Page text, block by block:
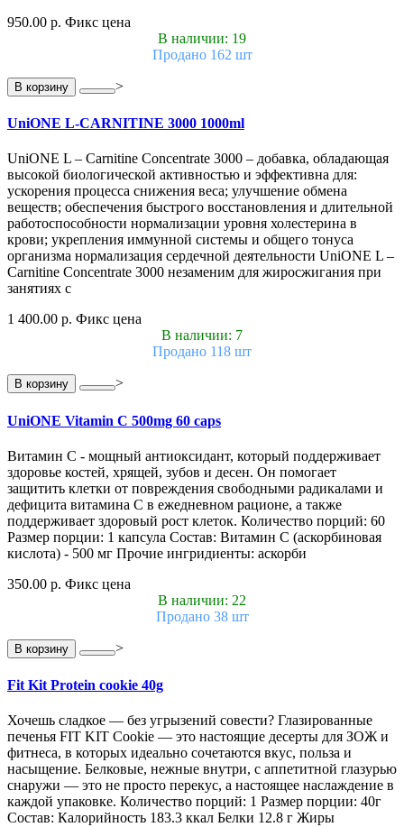
950.00 р. Фикс цена
В наличии: 19
Продано 162 шт
В корзину >
UniONE L-CARNITINE 3000 1000ml
UniONE L – Carnitine Concentrate 3000 – добавка, обладающая
высокой биологической активностью и эффективна для:
ускорения процесса снижения веса; улучшение обмена
веществ; обеспечения быстрого восстановления и длительной
работоспособности нормализации уровня холестерина в
крови; укрепления иммунной системы и общего тонуса
организма нормализация сердечной деятельности UniONE L –
Carnitine Concentrate 3000 незаменим для жиросжигания при
занятиях с
1 400.00 р. Фикс цена
В наличии: 7
Продано 118 шт
В корзину >
UniONE Vitamin С 500mg 60 caps
Витамин С - мощный антиоксидант, который поддерживает
здоровье костей, хрящей, зубов и десен. Он помогает
защитить клетки от повреждения свободными радикалами и
дефицита витамина С в ежедневном рационе, а также
поддерживает здоровый рост клеток. Количество порций: 60
Размер порции: 1 капсула Состав: Витамин С (аскорбиновая
кислота) - 500 мг Прочие ингридиенты: аскорби
350.00 р. Фикс цена
В наличии: 22
Продано 38 шт
В корзину >
Fit Kit Protein cookie 40g
Хочешь сладкое — без угрызений совести? Глазированные
печенья FIT KIT Cookie — это настоящие десерты для ЗОЖ и
фитнеса, в которых идеально сочетаются вкус, польза и
насыщение. Белковые, нежные внутри, с аппетитной глазурью
снаружи — это не просто перекус, а настоящее наслаждение в
каждой упаковке. Количество порций: 1 Размер порции: 40г
Состав: Калорийность 183.3 ккал Белки 12.8 г Жиры